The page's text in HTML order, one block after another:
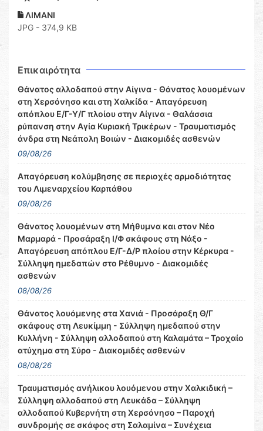
ΛΙΜΑΝΙ
JPG - 374,9 KB
Επικαιρότητα
Θάνατος αλλοδαπού στην Αίγινα - Θάνατος λουομένων
στη Χερσόνησο και στη Χαλκίδα - Απαγόρευση
απόπλου Ε/Γ-Υ/Γ πλοίου στην Αίγινα - Θαλάσσια
ρύπανση στην Αγία Κυριακή Τρικέρων - Τραυματισμός
άνδρα στη Νεάπολη Βοιών - Διακομιδές ασθενών
09/08/26
Απαγόρευση κολύμβησης σε περιοχές αρμοδιότητας
του Λιμεναρχείου Καρπάθου
09/08/26
Θάνατος λουομένων στη Μήθυμνα και στον Νέο
Μαρμαρά - Προσάραξη Ι/Φ σκάφους στη Νάξο -
Απαγόρευση απόπλου Ε/Γ-Δ/Ρ πλοίου στην Κέρκυρα -
Σύλληψη ημεδαπών στο Ρέθυμνο - Διακομιδές
ασθενών
08/08/26
Θάνατος λουόμενης στα Χανιά - Προσάραξη Θ/Γ
σκάφους στη Λευκίμμη - Σύλληψη ημεδαπού στην
Κυλλήνη - Σύλληψη αλλοδαπού στη Καλαμάτα – Τροχαίο
ατύχημα στη Σύρο - Διακομιδές ασθενών
08/08/26
Τραυματισμός ανήλικου λουόμενου στην Χαλκιδική –
Σύλληψη αλλοδαπού στη Λευκάδα – Σύλληψη
αλλοδαπού Κυβερνήτη στη Χερσόνησο – Παροχή
συνδρομής σε σκάφος στη Σαλαμίνα – Συνέχεια